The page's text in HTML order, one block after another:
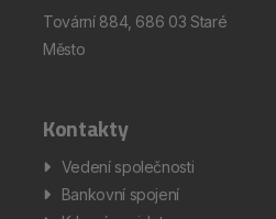
Tovární 884, 686 03 Staré
Město
Kontakty
Vedení společnosti
Bankovní spojení